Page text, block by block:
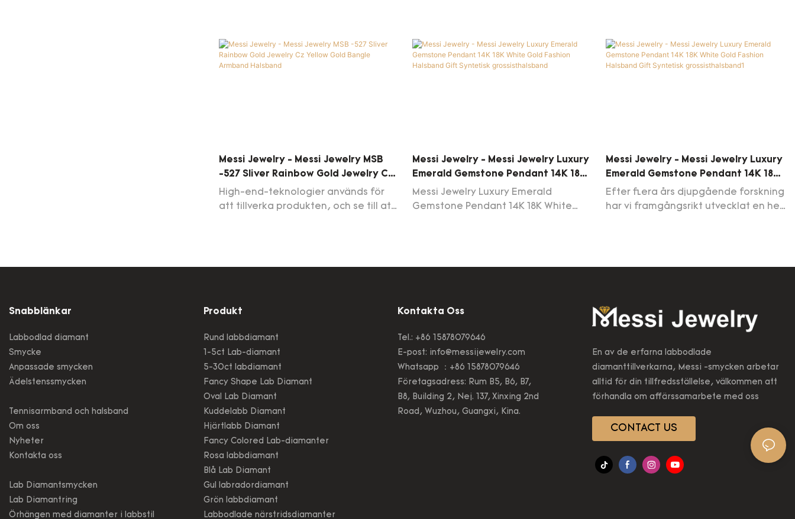
gåva vitguld romantisk parti bröllop
halsband har fått bred popularitet i
moissanite diamanthalsband
Messi Jewelry - Messi Jewelry MSB
-527 Sliver Rainbow Gold Jewelry Cz
Yellow Gold Bangle Armband
Halsband
High-end-teknologier används för
att tillverka produkten, och se till att
Messi Jewelry - Messi Jewelry Luxury
Emerald Gemstone Pendant 14K 18K
White Gold Fashion Halsband Gift
Syntetisk Grossisthalsband
Messi Jewelry Luxury Emerald
Gemstone Pendant 14K 18K White
Diamond; Guldsmycken; Anpassade
kraftfull prestanda. Det har så
många fördelar som nyligen och
oberoende utvecklas, vilket skapar
många fördelar
Messi Jewelry - Messi Jewelry Luxury
Emerald Gemstone Pendant 14K 18K
White Gold Fashion Halsband Gift
Syntetisk Grossisthalsband1
Efter flera års djupgående forskning
har vi framgångsrikt utvecklat en helt
Snabblänkar
Labbodlad diamant
Smycke
Anpassade smycken
Ädelstenssmycken
Tennisarmband och halsband
Om oss
Nyheter
Kontakta oss
Lab Diamantsmycken
Lab Diamantring
Örhängen med diamanter i labbstil
Produkt
Rund labbdiamant
1-5ct Lab-diamant
5-30ct labdiamant
Fancy Shape Lab Diamant
Oval Lab Diamant
Kuddelabb Diamant
Hjärtlabb Diamant
Fancy Colored Lab-diamanter
Rosa labbdiamant
Blå Lab Diamant
Gul labradordiamant
Grön labbdiamant
Labbodlade närstridsdiamanter
Kontakta Oss
Tel.: +86 15878079646
E-post: info@messijewelry.com
Whatsapp ：+86 15878079646
Företagsadress: Rum B5, B6, B7,
B8, Building 2, Nej. 137, Xinxing 2nd
Road, Wuzhou, Guangxi, Kina.
En av de erfarna labbodlade
diamanttillverkarna, Messi -smycken arbetar
alltid för din tillfredsställelse, välkommen att
förhandla om affärssamarbete med oss
CONTACT US